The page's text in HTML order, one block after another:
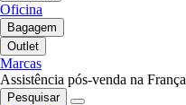
Oficina
Bagagem
Outlet
Marcas
Assistência pós-venda na França
Pesquisar